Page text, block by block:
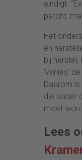
eindigt.
patcht,
Het
en
bij
‘verlies’
Daarom
die onder
moet
Lees